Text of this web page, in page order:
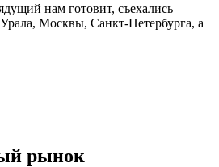
нам готовит, съехались
Москвы, Санкт-Петербурга, а
рынок